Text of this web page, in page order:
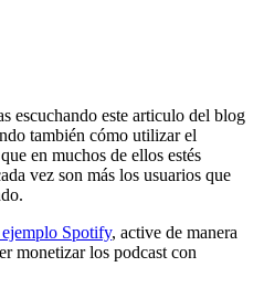
escuchando este articulo del blog
también cómo utilizar el
en muchos de ellos estés
vez son más los usuarios que
Spotify, active de manera
monetizar los podcast con